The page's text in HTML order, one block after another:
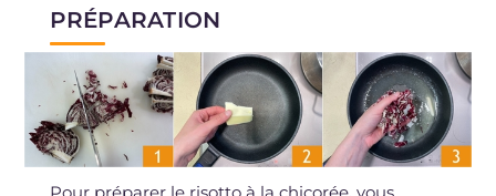
PRÉPARATION
Pour préparer le risotto à la chicorée, vous